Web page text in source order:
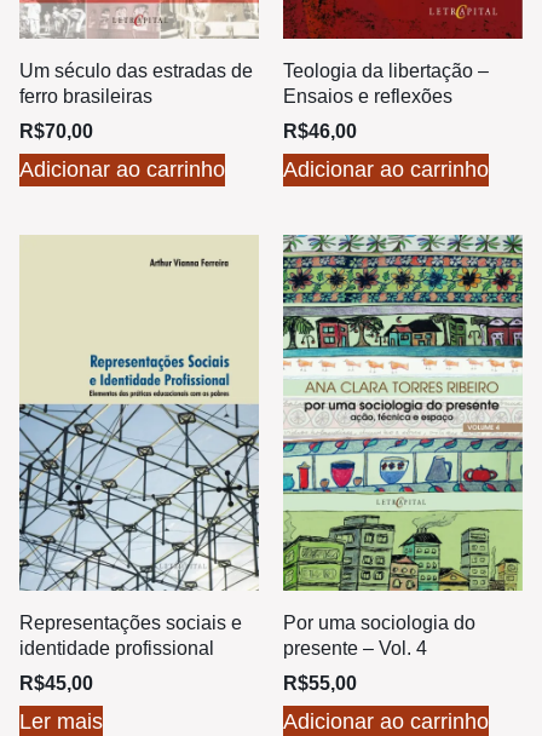
Um século das estradas de
ferro brasileiras
R$70,00
Adicionar ao carrinho
Teologia da libertação –
Ensaios e reflexões
R$46,00
Adicionar ao carrinho
Representações sociais e
identidade profissional
R$45,00
Ler mais
Por uma sociologia do
presente – Vol. 4
R$55,00
Adicionar ao carrinho